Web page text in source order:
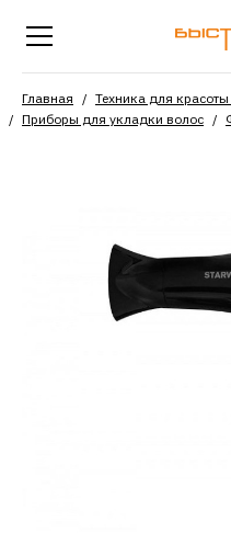
Главная
Техника для
Приборы для укладки волос